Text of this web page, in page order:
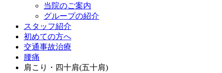
当院のご案内
グループの紹介
スタッフ紹介
初めての方へ
交通事故治療
腰痛
肩こり・四十肩(五十肩)